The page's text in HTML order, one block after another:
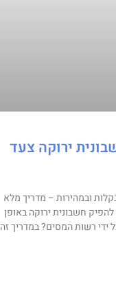
ירוקה צעד
ובמהירות – מדריך מלא
חשבונית ירוקה באופן
ידי רשות המסים? במדריך זה